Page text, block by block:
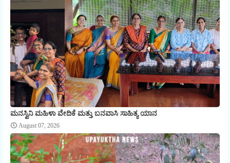
ಮನಸ್ವಿನಿ ಮಹಿಳಾ ವೇದಿಕೆ ಮತ್ತು ಬನವಾಸಿ ಸಾಹಿತ್ಯ ಯಾನ
August 07, 2026